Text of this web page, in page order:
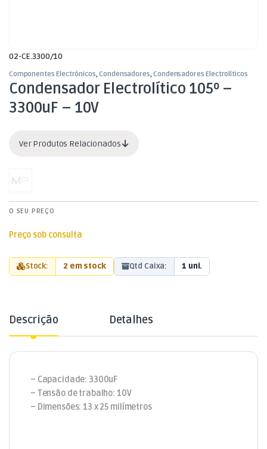
02-CE.3300/10
Componentes Electrónicos,Condensadores,Condensadores Electrolíticos
Condensador Electrolítico 105º –
3300uF – 10V
Ver Produtos Relacionados
O SEU PREÇO
Preço sob consulta
Stock: 2 em stock Qtd Caixa: 1 uni.
Descrição Detalhes
– Capacidade: 3300uF
– Tensão de trabalho: 10V
– Dimensões: 13 x 25 milímetros